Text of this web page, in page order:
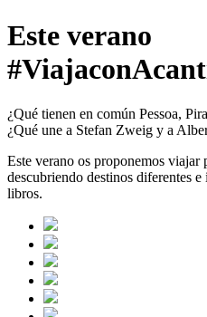
Este verano
¿Qué tienen en común Pessoa,
¿Qué une a Stefan Zweig y a
Este verano os proponemos
descubriendo destinos diferentes e
libros.